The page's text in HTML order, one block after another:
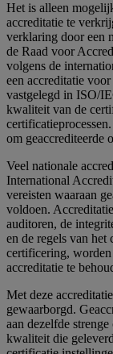
Het is alleen
accreditatie te
verklaring door een
de Raad voor
volgens de
een accreditatie
vastgelegd in ISO/
kwaliteit van de
om geaccrediteerde
Veel nationale
International
vereisten waaraan
voldoen.
auditoren, de
en de regels van
certificering,
accreditatie te
Met deze
gewaarborgd.
aan dezelfde
kwaliteit die